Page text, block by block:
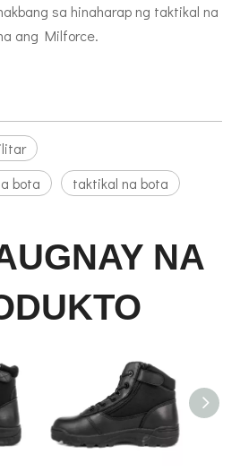
sa hinaharap ng taktikal na
ang Milforce.
bota
taktikal na bota
NA